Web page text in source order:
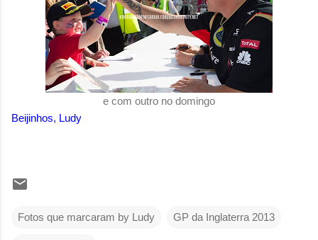
e com outro no domingo
Beijinhos, Ludy
Fotos que marcaram by Ludy GP da Inglaterra 2013